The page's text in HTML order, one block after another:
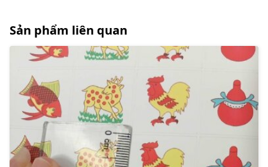
Sản phẩm liên quan